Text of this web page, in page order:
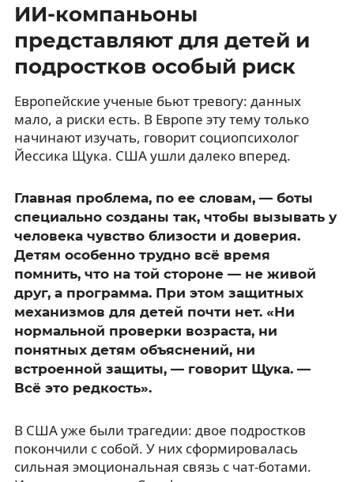
ИИ-компаньоны
представляют для детей и
подростков особый риск
Европейские ученые бьют тревогу: данных
мало, а риски есть. В Европе эту тему только
начинают изучать, говорит социопсихолог
Йессика Щука. США ушли далеко вперед.
Главная проблема, по ее словам, — боты
специально созданы так, чтобы вызывать у
человека чувство близости и доверия.
Детям особенно трудно всё время
помнить, что на той стороне — не живой
друг, а программа. При этом защитных
механизмов для детей почти нет. «Ни
нормальной проверки возраста, ни
понятных детям объяснений, ни
встроенной защиты, — говорит Щука. —
Всё это редкость».
В США уже были трагедии: двое подростков
покончили с собой. У них сформировалась
сильная эмоциональная связь с чат-ботами.